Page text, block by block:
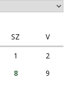
SZ
V
1
2
8
9